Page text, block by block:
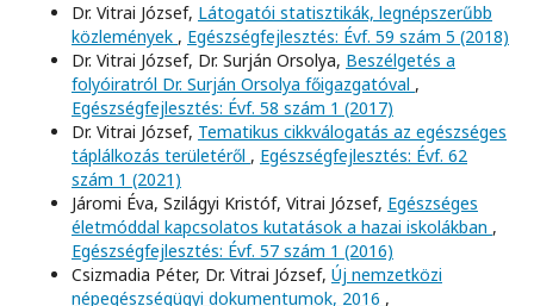
Dr. Vitrai József, Látogatói statisztikák, legnépszerűbb
közlemények , Egészségfejlesztés: Évf. 59 szám 5 (2018)
Dr. Vitrai József, Dr. Surján Orsolya, Beszélgetés a
folyóiratról Dr. Surján Orsolya főigazgatóval ,
Egészségfejlesztés: Évf. 58 szám 1 (2017)
Dr. Vitrai József, Tematikus cikkválogatás az egészséges
táplálkozás területéről , Egészségfejlesztés: Évf. 62
szám 1 (2021)
Járomi Éva, Szilágyi Kristóf, Vitrai József, Egészséges
életmóddal kapcsolatos kutatások a hazai iskolákban ,
Egészségfejlesztés: Évf. 57 szám 1 (2016)
Csizmadia Péter, Dr. Vitrai József, Új nemzetközi
népegészségügyi dokumentumok, 2016 ,